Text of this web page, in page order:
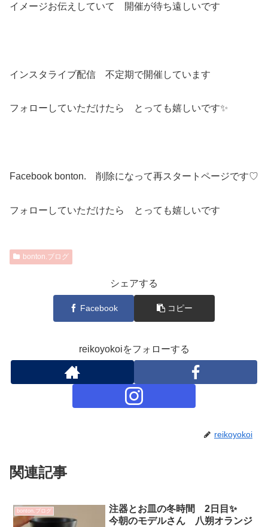
イメージお伝えしていて 開催が待ち遠しいです
インスタライブ配信 不定期で開催しています
フォローしていただけたら とっても嬉しいです✨
Facebook bonton. 削除になって再スタートページです♡
フォローしていただけたら とっても嬉しいです
bonton.ブログ
シェアする
Facebook コピー
reikoyokoiをフォローする
reikoyokoi
関連記事
bonton.ブログ
注器とお皿の冬時間 2日目✨
今朝のモデルさん 八朔オランジ